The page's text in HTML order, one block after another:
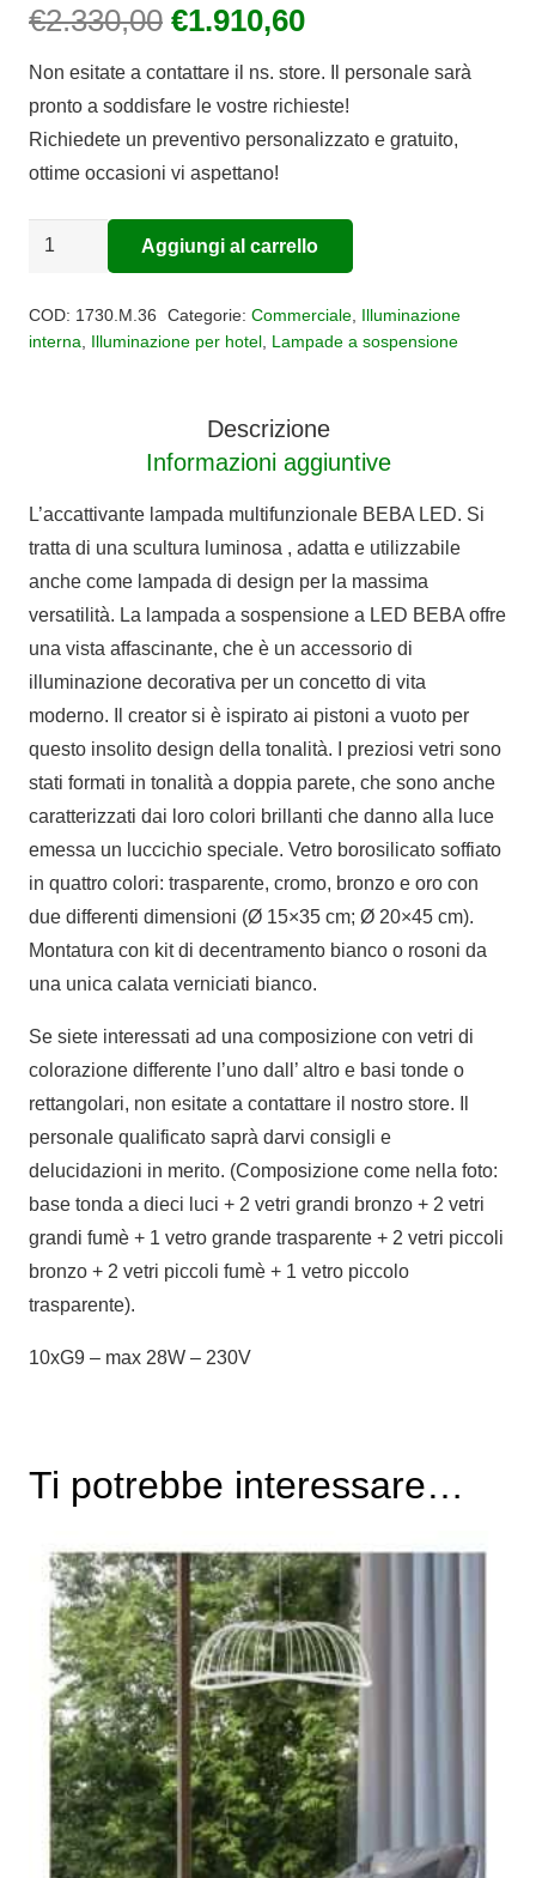
€2.330,00 Il
originale
era:
€2.330,00.
€1.910,60Il
attuale
è:
€1.910,60.
Non esitate a contattare il ns. store. Il personale sarà
pronto a soddisfare le vostre richieste!
Richiedete un preventivo personalizzato e gratuito,
ottime occasioni vi aspettano!
Sospensione
base
quantità
Aggiungi al carrello
COD: 1730.M.36 Categorie: Commerciale, Illuminazione
interna
Illuminazione per hotel Lampade a sospensione
Descrizione
Informazioni aggiuntive
L’accattivante lampada multifunzionale BEBA LED. Si
tratta di una scultura luminosa , adatta e utilizzabile
anche come lampada di design per la massima
versatilità. La lampada a sospensione a LED BEBA offre
una vista affascinante, che è un accessorio di
illuminazione decorativa per un concetto di vita
moderno. Il creator si è ispirato ai pistoni a vuoto per
questo insolito design della tonalità. I preziosi vetri sono
stati formati in tonalità a doppia parete, che sono anche
caratterizzati dai loro colori brillanti che danno alla luce
emessa un luccichio speciale. Vetro borosilicato soffiato
in quattro colori: trasparente, cromo, bronzo e oro con
due differenti dimensioni (Ø 15×35 cm; Ø 20×45 cm).
Montatura con kit di decentramento bianco o rosoni da
una unica calata verniciati bianco.
Se siete interessati ad una composizione con vetri di
colorazione differente l’uno dall’ altro e basi tonde o
rettangolari, non esitate a contattare il nostro store. Il
personale qualificato saprà darvi consigli e
delucidazioni in merito. (Composizione come nella foto:
base tonda a dieci luci + 2 vetri grandi bronzo + 2 vetri
grandi fumè + 1 vetro grande trasparente + 2 vetri piccoli
bronzo + 2 vetri piccoli fumè + 1 vetro piccolo
trasparente).
10xG9 – max 28W – 230V
Ti potrebbe interessare…